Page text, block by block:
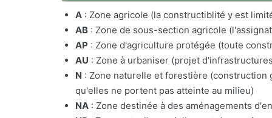
A : Zone agricole (la constructiblité y est
AB : Zone de sous-section agricole
AP : Zone d'agriculture protégée (toute
AU : Zone à urbaniser (projet
N : Zone naturelle et forestière
qu'elles ne portent pas atteinte au milieu)
NA : Zone destinée à des aménagements